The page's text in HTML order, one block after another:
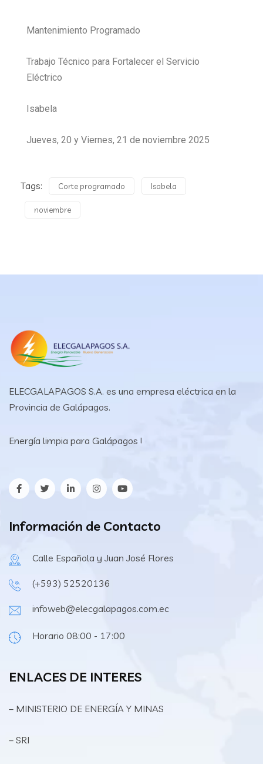
Mantenimiento Programado
Trabajo Técnico para Fortalecer el Servicio
Eléctrico
Isabela
Jueves, 20 y Viernes, 21 de noviembre 2025
Tags: Corte programado Isabela
noviembre
ELECGALAPAGOS S.A. es una empresa eléctrica en la
Provincia de Galápagos.
Energía limpia para Galápagos !
Información de Contacto
Calle Española y Juan José Flores
(+593) 52520136
infoweb@elecgalapagos.com.ec
Horario 08:00 - 17:00
ENLACES DE INTERES
– MINISTERIO DE ENERGÍA Y MINAS
– SRI